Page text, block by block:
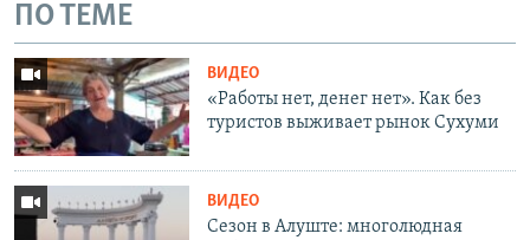
ПО ТЕМЕ
ВИДЕО
«Работы нет, денег нет». Как без
туристов выживает рынок Сухуми
ВИДЕО
Сезон в Алуште: многолюдная